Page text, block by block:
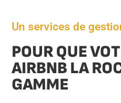
Un services de
POUR QUE
AIRBNB LA
GAMME